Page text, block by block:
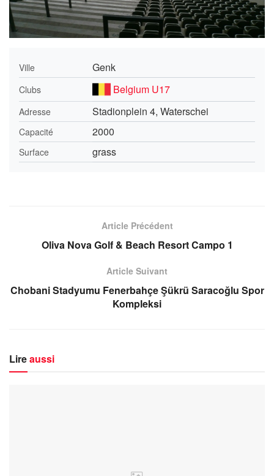
Ville Genk
Clubs Belgium U17
Adresse Stadionplein 4, Waterschei
Capacité 2000
Surface grass
Article Précédent
Oliva Nova Golf & Beach Resort Campo 1
Article Suivant
Chobani Stadyumu Fenerbahçe Şükrü Saracoğlu Spor
Kompleksi
Lireaussi